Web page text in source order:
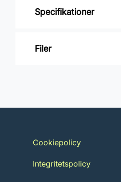
Specifikationer
Varumärke: Jotun
Filer
Cookiepolicy
Integritetspolicy